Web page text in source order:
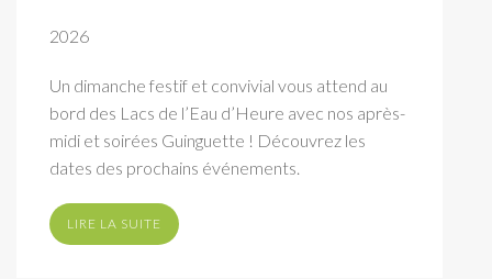
2026
Un dimanche festif et convivial vous attend au
bord des Lacs de l’Eau d’Heure avec nos après-
midi et soirées Guinguette ! Découvrez les
dates des prochains événements.
LIRE LA SUITE